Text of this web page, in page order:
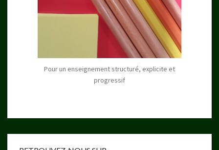
Pour un enseignement structuré, explicite et
progressif